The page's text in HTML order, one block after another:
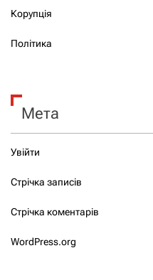
Корупція
Політика
Мета
Увійти
Стрічка записів
Стрічка коментарів
WordPress.org